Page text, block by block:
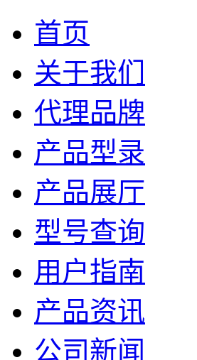
首页
关于我们
代理品牌
产品型录
产品展厅
型号查询
用户指南
产品资讯
公司新闻